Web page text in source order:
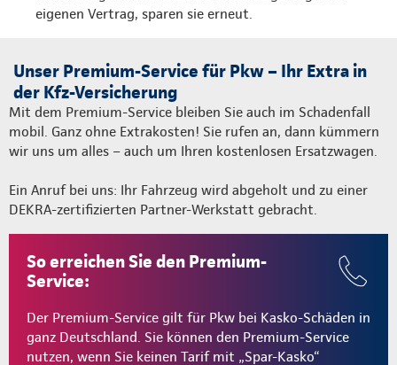
eigenen Vertrag, sparen sie erneut.
Unser Premium-Service für Pkw – Ihr Extra in
der Kfz-Versicherung
Mit dem Premium-Service bleiben Sie auch im Schadenfall
mobil. Ganz ohne Extrakosten! Sie rufen an, dann kümmern
wir uns um alles – auch um Ihren kostenlosen Ersatzwagen.
Ein Anruf bei uns: Ihr Fahrzeug wird abgeholt und zu einer
DEKRA-zertifizierten Partner-Werkstatt gebracht.
So erreichen Sie den Premium-
Service:
Der Premium-Service gilt für Pkw bei Kasko-Schäden in
ganz Deutschland. Sie können den Premium-Service
nutzen, wenn Sie keinen Tarif mit „Spar-Kasko“